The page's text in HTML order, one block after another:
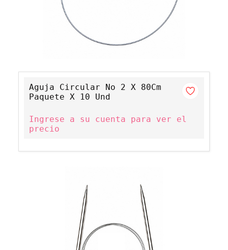
Aguja Circular No 2 X 80Cm
Paquete X 10 Und
Ingrese a su cuenta para ver el
precio